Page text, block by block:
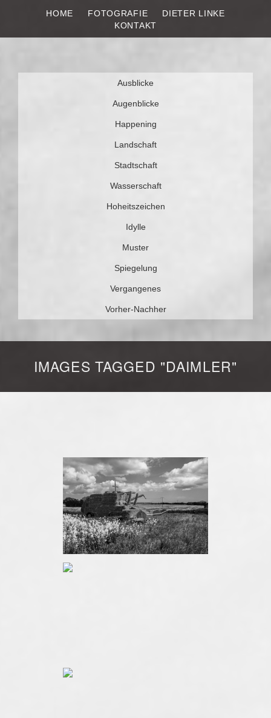
HOME FOTOGRAFIE
DIETER LINKE
KONTAKT
DIETER LINKE
Ausblicke
Augenblicke
Happening
Landschaft
Stadtschaft
Wasserschaft
Hoheitszeichen
Idylle
Muster
Spiegelung
Vergangenes
Vorher-Nachher
IMAGES TAGGED "DAIMLER"